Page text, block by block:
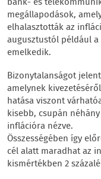
megállapodások,
elhalasztották az
augusztustól például a
emelkedik.
Bizonytalanságot
amelynek
hatása viszont
kisebb, csupán
inflációra nézve.
Összességében így
cél alatt maradhat az
kismértékben 2